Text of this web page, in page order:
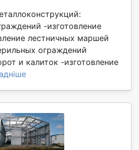
-изготовление
лестничных маршей
ограждений
и калиток -изготовление